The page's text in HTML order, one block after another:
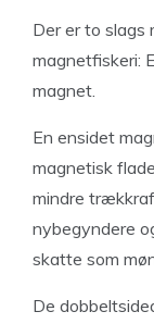
Der er to slags
magnetfiskeri:
magnet.
En ensidet
magnetisk
mindre
nybegyndere
skatte som
De